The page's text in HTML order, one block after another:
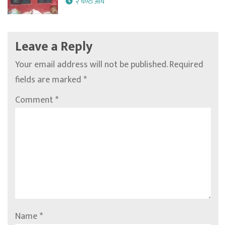
Leave a Reply
Your email address will not be published.Required
fields are marked*
Comment*
Name*